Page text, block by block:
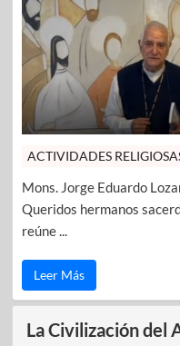
ACTIVIDADES
Mons. Jorge Eduardo
Queridos hermanos
reúne ...
Leer Más
La Civilización del